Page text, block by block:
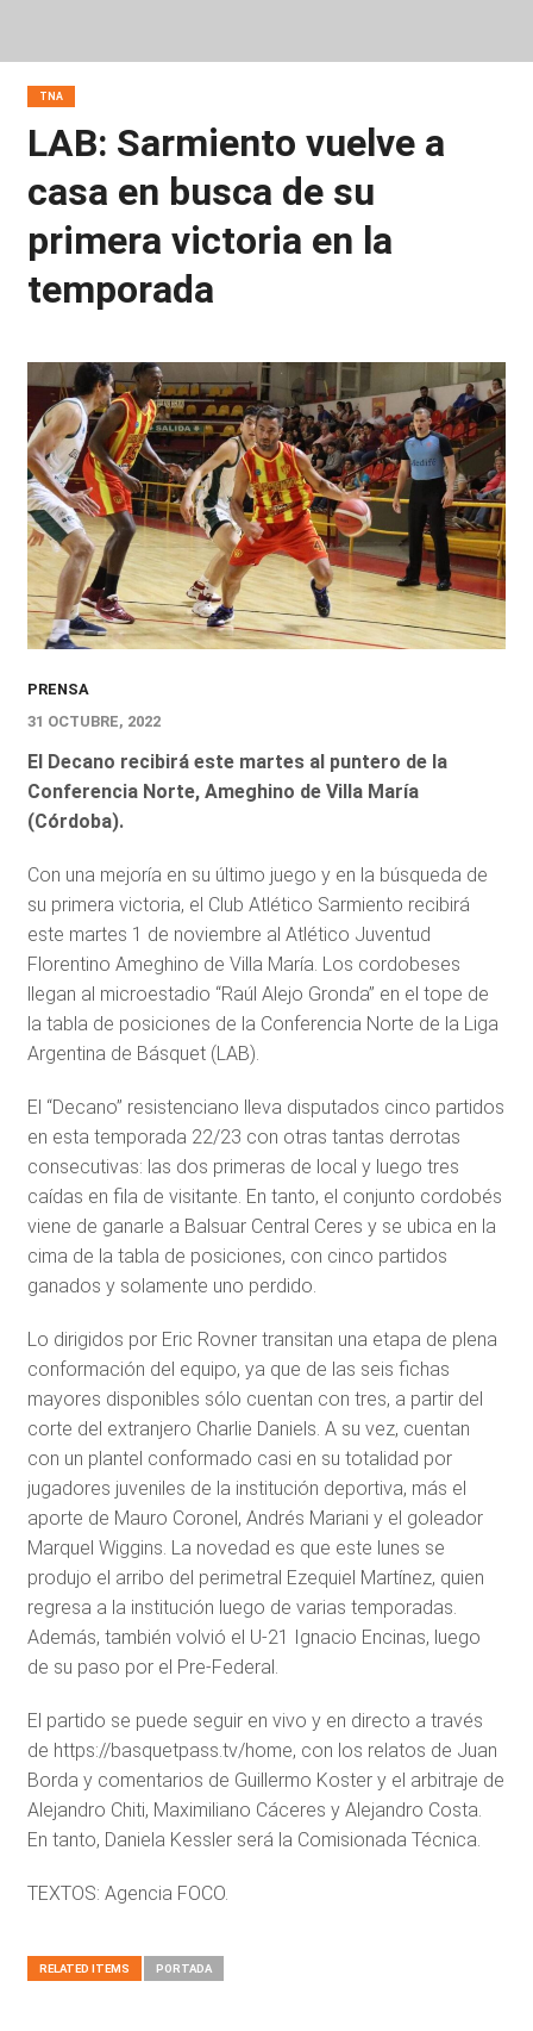
TNA
LAB: Sarmiento vuelve a
casa en busca de su
primera victoria en la
temporada
PRENSA
31 OCTUBRE, 2022
El Decano recibirá este martes al puntero de la
Conferencia Norte, Ameghino de Villa María
(Córdoba).
Con una mejoría en su último juego y en la búsqueda de
su primera victoria, el Club Atlético Sarmiento recibirá
este martes 1 de noviembre al Atlético Juventud
Florentino Ameghino de Villa María. Los cordobeses
llegan al microestadio “Raúl Alejo Gronda” en el tope de
la tabla de posiciones de la Conferencia Norte de la Liga
Argentina de Básquet (LAB).
El “Decano” resistenciano lleva disputados cinco partidos
en esta temporada 22/23 con otras tantas derrotas
consecutivas: las dos primeras de local y luego tres
caídas en fila de visitante. En tanto, el conjunto cordobés
viene de ganarle a Balsuar Central Ceres y se ubica en la
cima de la tabla de posiciones, con cinco partidos
ganados y solamente uno perdido.
Lo dirigidos por Eric Rovner transitan una etapa de plena
conformación del equipo, ya que de las seis fichas
mayores disponibles sólo cuentan con tres, a partir del
corte del extranjero Charlie Daniels. A su vez, cuentan
con un plantel conformado casi en su totalidad por
jugadores juveniles de la institución deportiva, más el
aporte de Mauro Coronel, Andrés Mariani y el goleador
Marquel Wiggins. La novedad es que este lunes se
produjo el arribo del perimetral Ezequiel Martínez, quien
regresa a la institución luego de varias temporadas.
Además, también volvió el U-21 Ignacio Encinas, luego
de su paso por el Pre-Federal.
El partido se puede seguir en vivo y en directo a través
de https://basquetpass.tv/home, con los relatos de Juan
Borda y comentarios de Guillermo Koster y el arbitraje de
Alejandro Chiti, Maximiliano Cáceres y Alejandro Costa.
En tanto, Daniela Kessler será la Comisionada Técnica.
TEXTOS: Agencia FOCO.
RELATED ITEMS PORTADA